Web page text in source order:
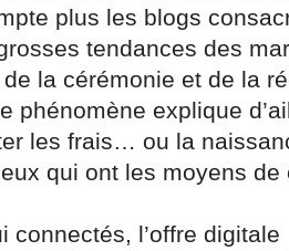
plus les blogs
tendances des
la cérémonie et de la
phénomène explique
les frais… ou la
qui ont les moyens de
connectés, l’offre digitale